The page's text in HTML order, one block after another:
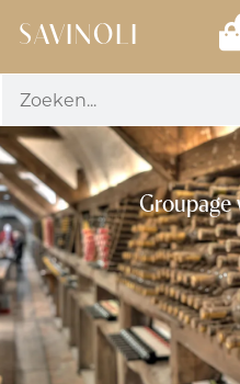
SAVINOLI
Groupage